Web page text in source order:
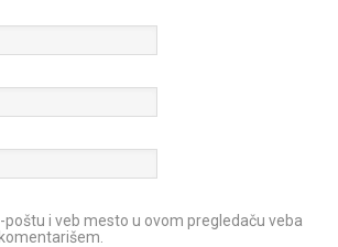
poštu i veb mesto u ovom pregledaču veba